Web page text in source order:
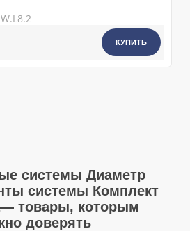
КУПИТЬ
системы Диаметр
системы Комплект
товары, которым
доверять